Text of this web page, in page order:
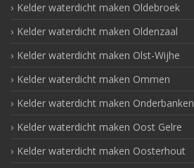
Kelder waterdicht maken Oldebroek
Kelder waterdicht maken Oldenzaal
Kelder waterdicht maken Olst-Wijhe
Kelder waterdicht maken Ommen
Kelder waterdicht maken Onderbanken
Kelder waterdicht maken Oost Gelre
Kelder waterdicht maken Oosterhout